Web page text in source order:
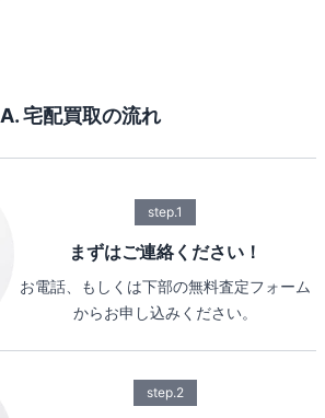
A. 宅配買取の流れ
step.1
まずはご連絡ください！
お電話、もしくは下部の無料査定フォーム
からお申し込みください。
step.2